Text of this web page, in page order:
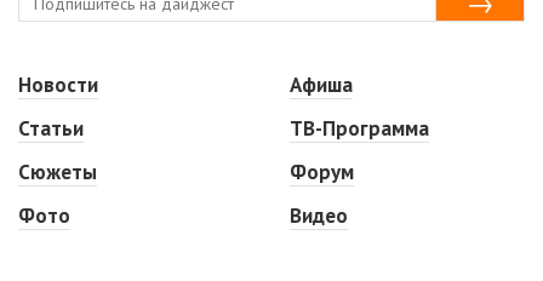
Новости
Статьи
Сюжеты
Фото
Афиша
ТВ-Программа
Форум
Видео